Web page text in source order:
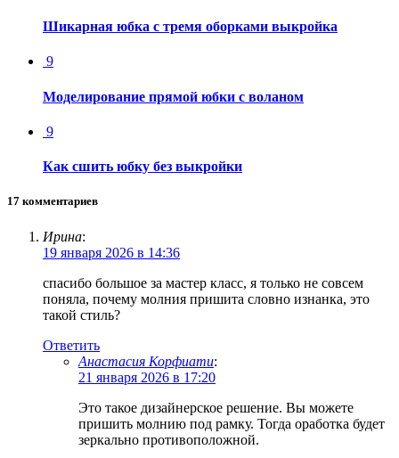
Шикарная юбка с тремя оборками выкройка
9
Моделирование прямой юбки с воланом
9
Как сшить юбку без выкройки
17 комментариев
Ирина:
19 января 2026 в 14:36
спасибо большое за мастер класс, я только не совсем
поняла, почему молния пришита словно изнанка, это
такой стиль?
Ответить
Анастасия Корфиати:
21 января 2026 в 17:20
Это такое дизайнерское решение. Вы можете
пришить молнию под рамку. Тогда оработка будет
зеркально противоположной.